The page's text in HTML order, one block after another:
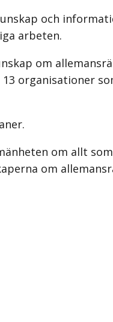
och
arbeten.
om
organisationer
om allt
om